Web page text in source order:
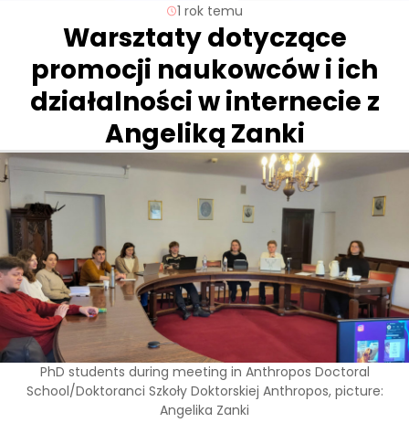
1 rok temu
Warsztaty dotyczące
promocji naukowców i ich
działalności w internecie z
Angeliką Zanki
PhD students during meeting in Anthropos Doctoral
School/Doktoranci Szkoły Doktorskiej Anthropos, picture:
Angelika Zanki